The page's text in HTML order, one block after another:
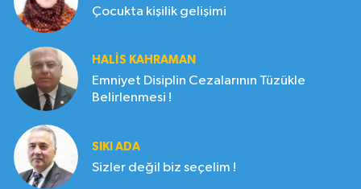
Çocukta kişilik gelişimi
HALIS KAHRAMAN
Emniyet Disiplin Cezalarının Tüzükle
Belirlenmesi !
SIKI ADA
Sizler değil biz seçelim !